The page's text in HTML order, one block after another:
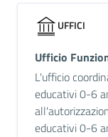
UFFICI
Ufficio
L'ufficio
educativi 0-6
educativi 0-6